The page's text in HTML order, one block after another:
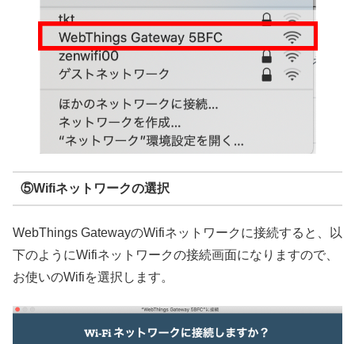
⑤Wifiネットワークの選択
WebThings GatewayのWifiネットワークに接続すると、以
下のようにWifiネットワークの接続画面になりますので、
お使いのWifiを選択します。